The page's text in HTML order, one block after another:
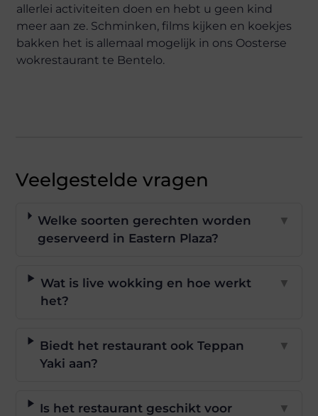
allerlei activiteiten doen en hebt u geen kind
meer aan ze. Schminken, films kijken en koekjes
bakken het is allemaal mogelijk in ons Oosterse
wokrestaurant te Bentelo.
Veelgestelde vragen
Welke soorten gerechten worden
geserveerd in Eastern Plaza?
▼
Wat is live wokking en hoe werkt
het?
▼
Biedt het restaurant ook Teppan
Yaki aan?
▼
Is het restaurant geschikt voor
▼